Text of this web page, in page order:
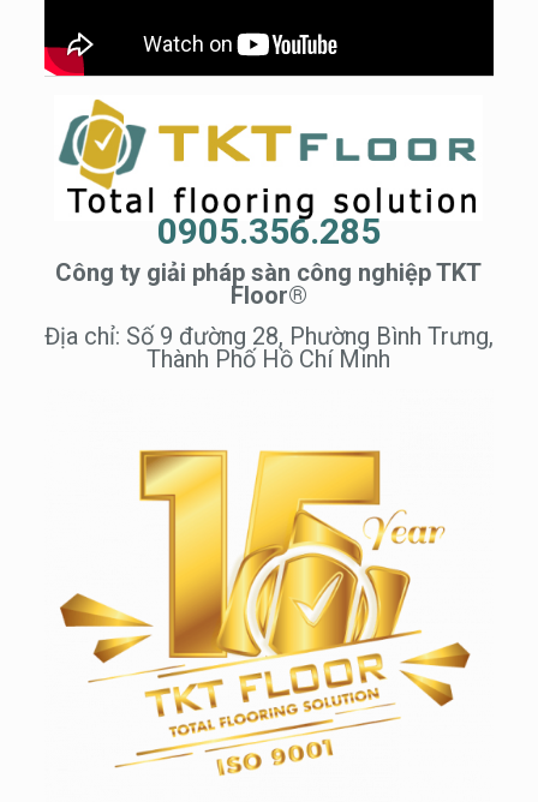
0905.356.285
Công ty giải pháp sàn công nghiệp TKT
Floor®
Địa chỉ: Số 9 đường 28, Phường Bình Trưng,
Thành Phố Hồ Chí Minh